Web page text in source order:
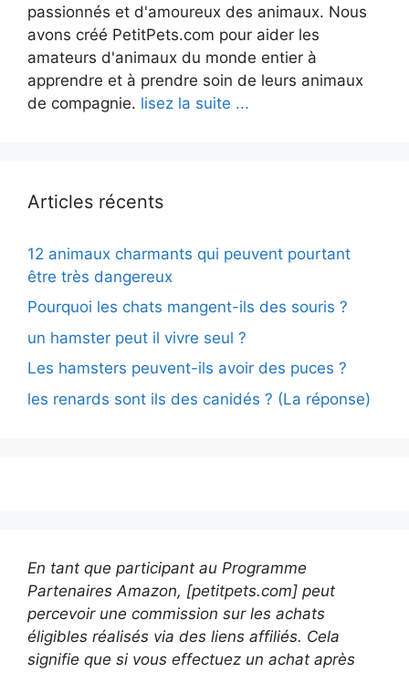
passionnés et d'amoureux des animaux. Nous
avons créé PetitPets.com pour aider les
amateurs d'animaux du monde entier à
apprendre et à prendre soin de leurs animaux
de compagnie. lisez la suite ...
Articles récents
12 animaux charmants qui peuvent pourtant
être très dangereux
Pourquoi les chats mangent-ils des souris ?
un hamster peut il vivre seul ?
Les hamsters peuvent-ils avoir des puces ?
les renards sont ils des canidés ? (La réponse)
En tant que participant au Programme
Partenaires Amazon, [petitpets.com] peut
percevoir une commission sur les achats
éligibles réalisés via des liens affiliés. Cela
signifie que si vous effectuez un achat après